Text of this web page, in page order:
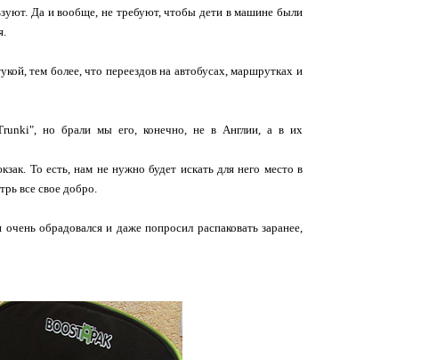
Да и вообще, не требуют, чтобы дети в машине были
тем более, что переездов на автобусах, маршрутках и
но брали мы его, конечно, не в Англии, а в их
То есть, нам не нужно будет искать для него место в
все свое добро.
обрадовался и даже попросил распаковать заранее,